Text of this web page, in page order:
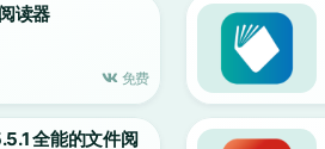
读器
免费
全能的文件阅